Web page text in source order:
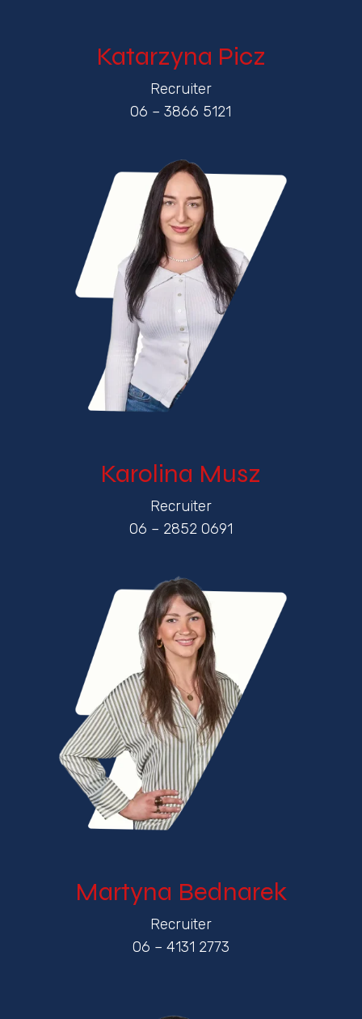
Katarzyna Picz
Recruiter
06 – 3866 5121
Karolina Musz
Recruiter
06 – 2852 0691
Martyna Bednarek
Recruiter
06 – 4131 2773